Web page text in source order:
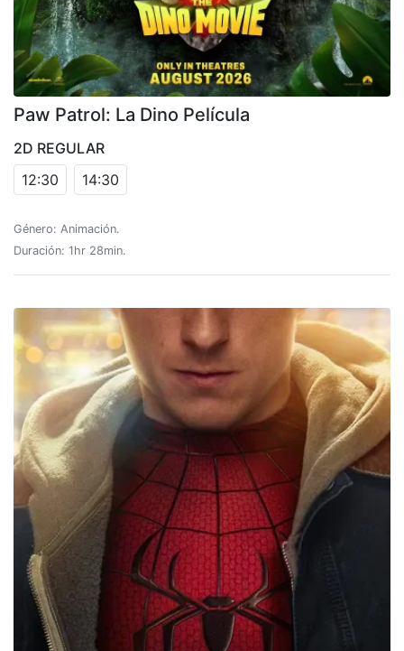
Paw Patrol: La Dino Película
2D REGULAR
12:30
14:30
Género: Animación.
Duración: 1hr 28min.